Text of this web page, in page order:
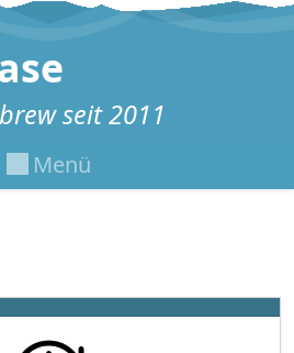
seit 2011
Menü